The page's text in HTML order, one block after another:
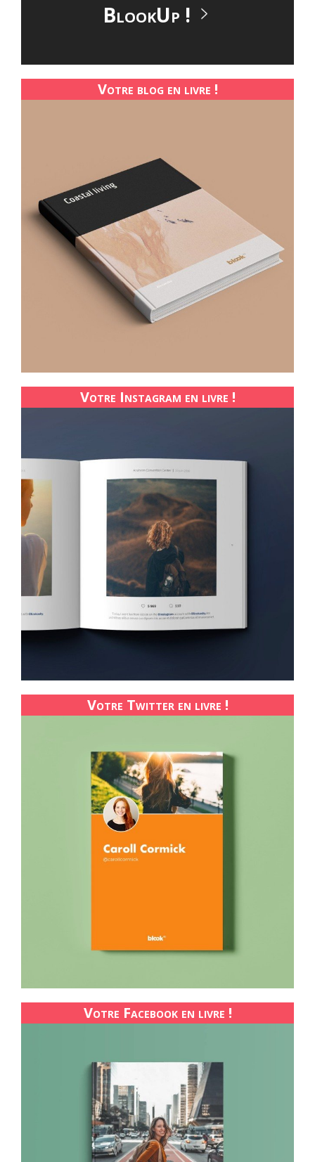
BlookUp !
Votre blog en livre !
Votre Instagram en livre !
Votre Twitter en livre !
Votre Facebook en livre !